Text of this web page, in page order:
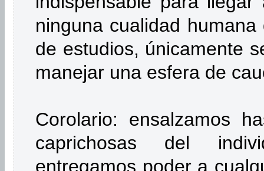
ninguna cualidad
de estudios, únicamente
manejar una esfera de
Corolario: ensalzamos
caprichosas del
entregamos poder a